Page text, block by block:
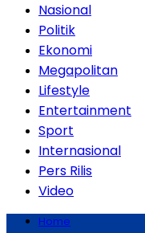
Nasional
Politik
Ekonomi
Megapolitan
Lifestyle
Entertainment
Sport
Internasional
Pers Rilis
Video
Home